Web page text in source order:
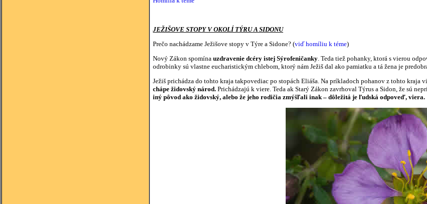
JEŽIŠOVE STOPY V OKOLÍ TÝRU A SIDONU
Prečo nachádzame Ježišove stopy v Týre a Sidone? (viď homíliu k téme)
Nový Zákon spomína uzdravenie dcéry istej Sýrofeničanky. Teda tiež pohanky, ktorá s vierou
odrobinky sú vlastne eucharistickým chlebom, ktorý nám Ježiš dal ako pamiatku a tá žena je
Ježiš prichádza do tohto kraja takpovediac po stopách Eliáša. Na príkladoch pohanov z tohto kraja
chápe židovský národ. Prichádzajú k viere. Teda ak Starý Zákon zavrhoval Týrus a Sidon, že sú
iný pôvod ako židovský, alebo že jeho rodičia zmýšľali inak – dôležitá je ľudská odpoveď, viera.